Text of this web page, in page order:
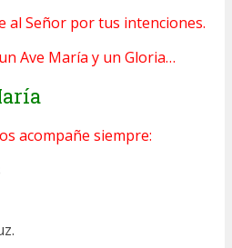
al Señor por tus intenciones.
Ave María y un Gloria…
acompañe siempre: